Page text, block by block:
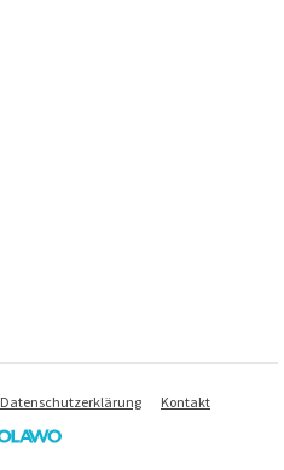
Datenschutzerklärung Kontakt